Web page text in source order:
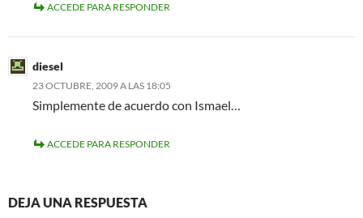
ACCEDE PARA RESPONDER
diesel
23 OCTUBRE, 2009 A LAS 18:05
Simplemente de acuerdo con Ismael…
ACCEDE PARA RESPONDER
DEJA UNA RESPUESTA